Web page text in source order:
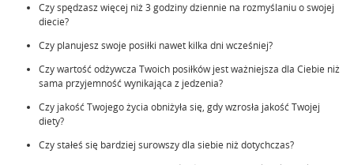
Czy spędzasz więcej niż 3 godziny dziennie na rozmyślaniu o swojej
diecie?
Czy planujesz swoje posiłki nawet kilka dni wcześniej?
Czy wartość odżywcza Twoich posiłków jest ważniejsza dla Ciebie niż
sama przyjemność wynikająca z jedzenia?
Czy jakość Twojego życia obniżyła się, gdy wzrosła jakość Twojej
diety?
Czy stałeś się bardziej surowszy dla siebie niż dotychczas?